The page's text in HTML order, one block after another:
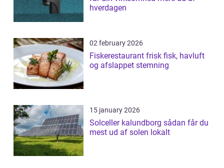
hverdagen
02 february 2026
Fiskerestaurant frisk fisk, havluft
og afslappet stemning
15 january 2026
Solceller kalundborg sådan får du
mest ud af solen lokalt